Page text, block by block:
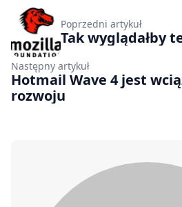
Poprzedni artykuł
Tak wyglądałby
Następny artykuł
Hotmail Wave 4 jest
rozwoju